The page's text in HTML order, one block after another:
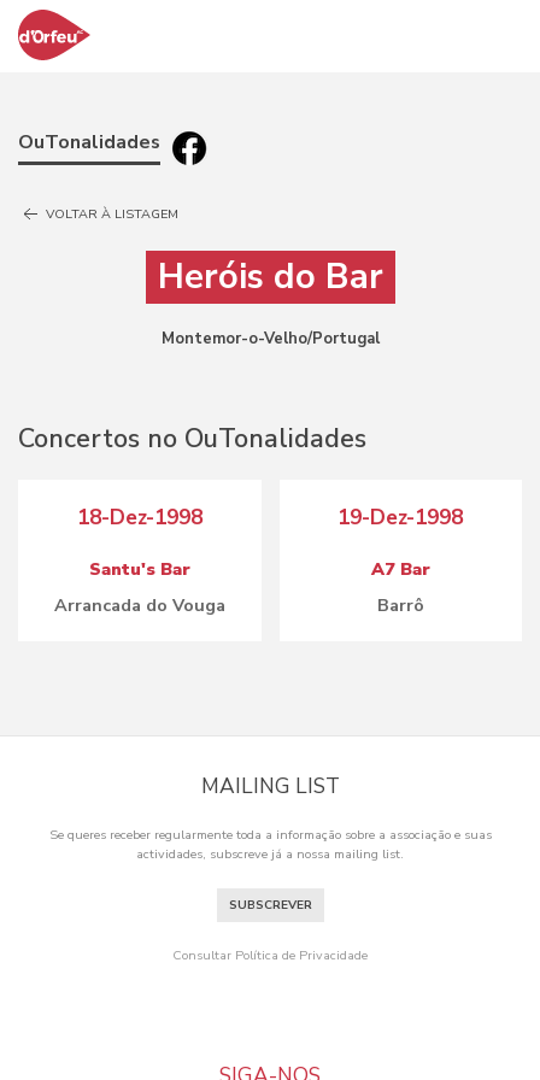
OuTonalidades
VOLTAR À LISTAGEM
Heróis do Bar
Montemor-o-Velho/Portugal
Concertos no OuTonalidades
18-Dez-1998
Santu's Bar
Arrancada do Vouga
19-Dez-1998
A7 Bar
Barrô
MAILING LIST
Se queres receber regularmente toda a informação sobre a associação e suas
actividades, subscreve já a nossa mailing list.
SUBSCREVER
Consultar Política de Privacidade